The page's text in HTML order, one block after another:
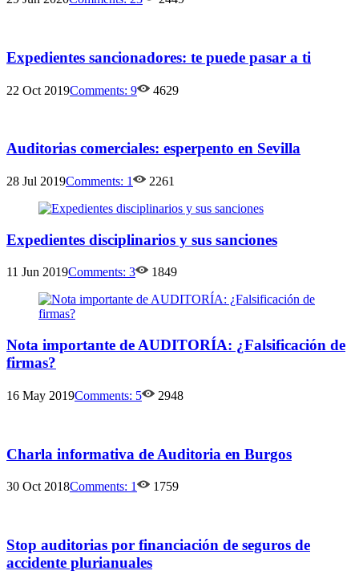
Expedientes sancionadores: te puede pasar a ti
22 Oct 2019Comments: 9 4629
Auditorias comerciales: esperpento en Sevilla
28 Jul 2019Comments: 1 2261
Expedientes disciplinarios y sus sanciones
11 Jun 2019Comments: 3 1849
Nota importante de AUDITORÍA: ¿Falsificación de
firmas?
16 May 2019Comments: 5 2948
Charla informativa de Auditoria en Burgos
30 Oct 2018Comments: 1 1759
Stop auditorias por financiación de seguros de
accidente plurianuales